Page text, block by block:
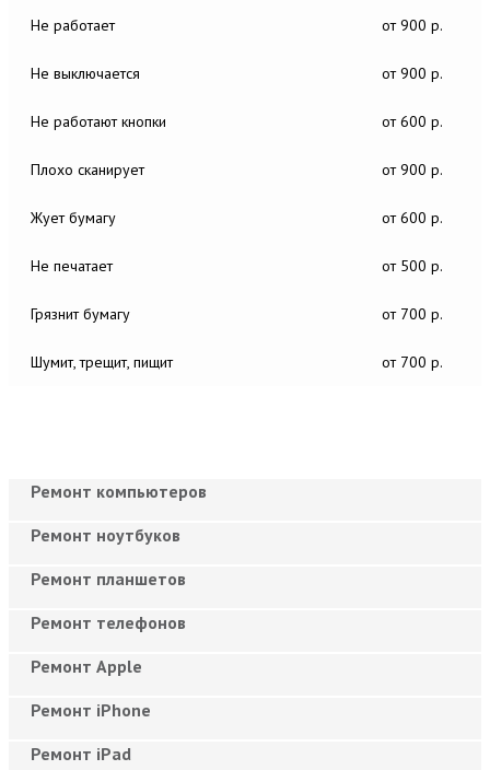
Не работает от 900 р.
Не выключается от 900 р.
Не работают кнопки от 600 р.
Плохо сканирует от 900 р.
Жует бумагу от 600 р.
Не печатает от 500 р.
Грязнит бумагу от 700 р.
Шумит, трещит, пищит от 700 р.
Ремонт компьютеров
Ремонт ноутбуков
Ремонт планшетов
Ремонт телефонов
Ремонт Apple
Ремонт iPhone
Ремонт iPad